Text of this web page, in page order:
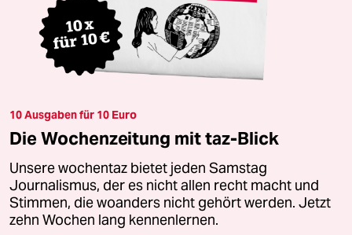
10 Ausgaben für 10 Euro
Die Wochenzeitung mit taz-Blick
Unsere wochentaz bietet jeden Samstag
Journalismus, der es nicht allen recht macht und
Stimmen, die woanders nicht gehört werden. Jetzt
zehn Wochen lang kennenlernen.